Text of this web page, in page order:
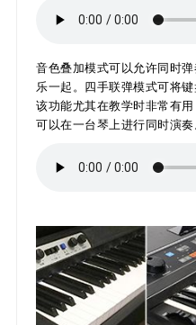
音色叠加模式可以允许同时
乐一起。四手联弹模式可将
该功能尤其在教学时非常有
可以在一台琴上进行同时演奏